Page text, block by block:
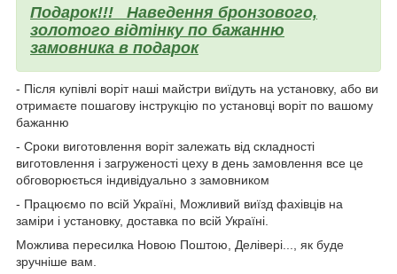
Подарок!!! Наведення бронзового,
золотого відтінку по бажанню
замовника в подарок
- Після купівлі воріт наші майстри виїдуть на установку, або ви
отримаєте пошагову інструкцію по установці воріт по вашому
бажанню
- Сроки виготовлення воріт залежать від складності
виготовлення і загруженості цеху в день замовлення все це
обговорюється індивідуально з замовником
- Працюємо по всій Україні, Можливий виїзд фахівців на
заміри і установку, доставка по всій Україні.
Можлива пересилка Новою Поштою, Делівері..., як буде
зручніше вам.